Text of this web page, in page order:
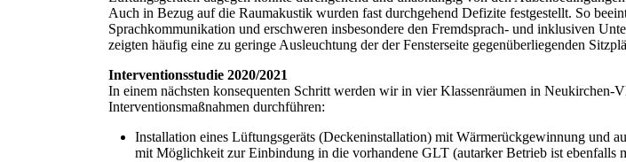
Auch in Bezug auf die Raumakustik wurden fast durchgehend Defizite festgestellt. So
Sprachkommunikation und erschweren insbesondere den Fremdsprach- und inklusiven
zeigten häufig eine zu geringe Ausleuchtung der der Fensterseite gegenüberliegenden
Interventionsstudie 2020/2021
In einem nächsten konsequenten Schritt werden wir in vier Klassenräumen in Neukirchen-
Interventionsmaßnahmen durchführen:
Installation eines Lüftungsgeräts (Deckeninstallation) mit Wärmerückgewinnung und
mit Möglichkeit zur Einbindung in die vorhandene GLT (autarker Betrieb ist ebenfalls